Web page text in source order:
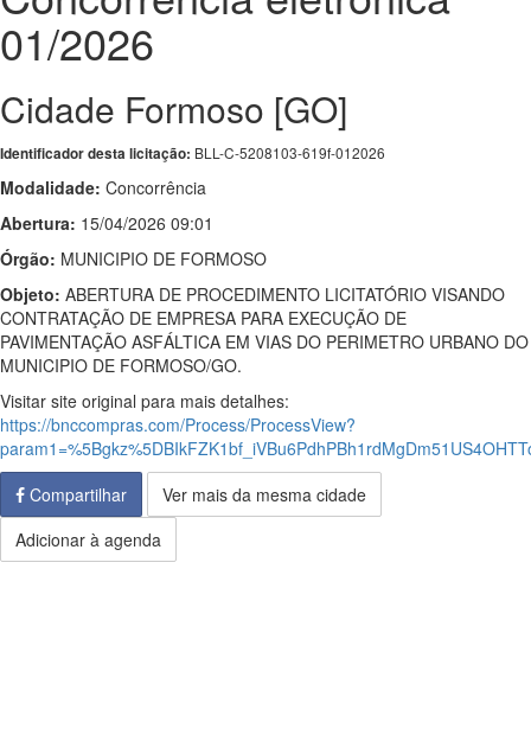
01/2026
Cidade Formoso [GO]
Identificador desta licitação: BLL-C-5208103-619f-012026
Modalidade: Concorrência
Abertura: 15/04/2026 09:01
Órgão: MUNICIPIO DE FORMOSO
Objeto: ABERTURA DE PROCEDIMENTO LICITATÓRIO VISANDO
CONTRATAÇÃO DE EMPRESA PARA EXECUÇÃO DE
PAVIMENTAÇÃO ASFÁLTICA EM VIAS DO PERIMETRO URBANO DO
MUNICIPIO DE FORMOSO/GO.
Visitar site original para mais detalhes:
https://bnccompras.com/Process/ProcessView?
Compartilhar
Ver mais da mesma cidade
Adicionar à agenda